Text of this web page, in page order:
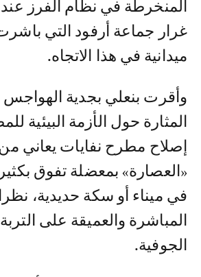
المنخرطة في نظام الفرز
غرار جماعة أرفود التي
ميدانية في هذا الاتجاه.
وأقرت بنعلي بجدية الهواجس
المثارة حول الأزمة البيئية
إصلاح مطرح نفايات يعاني
«العصارة» بمعضلة تفوق
في ميناء أو سكة حديدية، نظرا
المباشرة والعميقة على التربة
الجوفية.